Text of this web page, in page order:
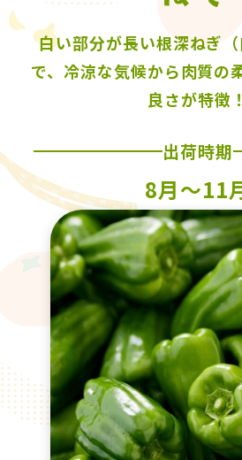
白い部分が長い根深ねぎ
で、冷涼な気候から肉質の
良さが特徴！
出荷時期
8月〜11